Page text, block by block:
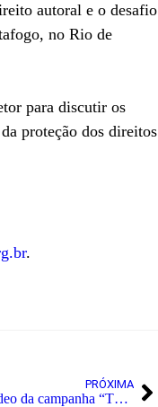
autoral e o desafio
no Rio de
para discutir os
proteção dos direitos
.
PRÓXIMA
ABERT lança segundo vídeo da campanha “TV Aberta Pra Você”